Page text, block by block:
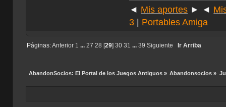
◄ Mis aportes ► ◄
3
Portables Amiga
Páginas:Anterior 1 ... 27 28 29] 30 31 ... 39 Siguiente Ir Arriba
AbandonSocios: El Portal de los Juegos Antiguos» Abandonsocios »